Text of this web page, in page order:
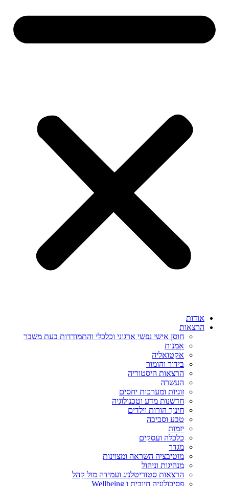
אודות
הרצאות
חוסן אישי נפשי ארגוני וכלכלי והתמודדות בעת משבר
אמנות
אקטואליה
בידור והומור
הרצאות היסטוריה
העשרה
זוגיות ומערכות יחסים
חדשנות מדע וטכנולוגיה
חינוך הורות וילדים
טבע וסביבה
יזמות
כלכלה ועסקים
מגדר
מוטיבציה השראה ומצוינות
מנהיגות וניהול
הרצאות סטוריטלניג ועמידה מול קהל
פסיכולוגיה חיובית ו Wellbeing